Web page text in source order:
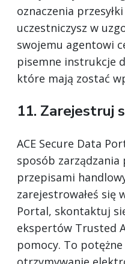
oznaczenia
uczestniczysz w
swojemu agentowi
pisemne instrukcje
które mają zostać
11. Zarejestruj
ACE Secure Data
sposób
przepisami
zarejestrowałeś się
Portal, skontaktuj
ekspertów Trusted
pomocy. To